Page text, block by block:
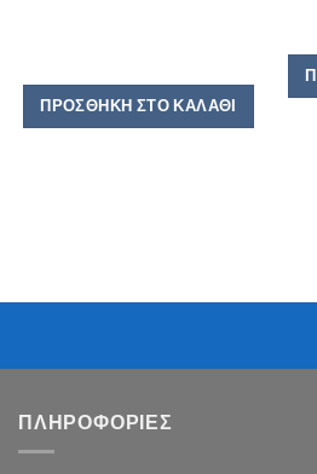
ΠΡΟΣΘΉΚΗ ΣΤΟ ΚΑΛΆΘΙ
ΠΛΗΡΟΦΟΡΙΕΣ